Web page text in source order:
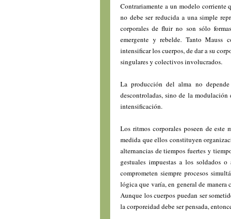
Contrariamente a un modelo corriente
no debe ser reducida a una simple
corporales de fluir no son sólo
emergente y rebelde. Tanto Mauss
intensificar los cuerpos, de dar a su
singulares y colectivos involucrados.
La producción del alma no
descontroladas, sino de la
intensificación.
Los ritmos corporales poseen de
medida que ellos constituyen
alternancias de tiempos fuertes y
gestuales impuestas a los soldados
comprometen siempre procesos
lógica que varía, en general de
Aunque los cuerpos puedan ser
la corporeidad debe ser pensada,